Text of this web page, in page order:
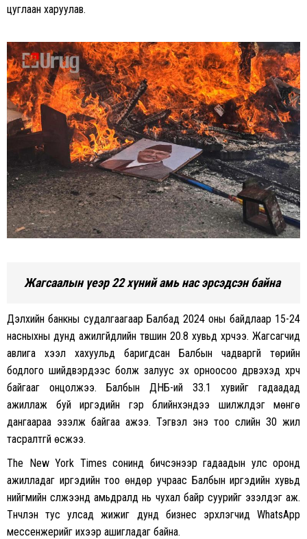
цуглаан харуулав.
Жагсаалын үеэр 22 хүний амь нас эрсэдсэн байна
Дэлхийн банкны судалгаагаар Балбад 2024 оны байдлаар 15-24
насныхны дунд ажилгүйдлийн түвшин 20.8 хувьд хүрчээ. Жагсагчид
авлига хээл хахуульд баригдсан Балбын чадваргүй төрийн
бодлого шийдвэрүүдээс болж залуус эх орноосоо дүрвэхэд хүрч
байгааг онцолжээ. Балбын ДНБ-ий 33.1 хувийг гадаадад
ажиллаж буй иргэдийн гэр бүлийнхэндээ шилжүүлдэг мөнгө
дангаараа эзэлж байгаа ажээ. Тэгвэл энэ тоо сүүлийн 30 жил
тасралтгүй өсжээ.
The New York Times сонинд бичсэнээр гадаадын улс оронд
ажилладаг иргэдийн тоо өндөр учраас Балбын иргэдийн хувьд
нийгмийн сүлжээнүүд амьдралд нь чухал байр суурийг эзэлдэг аж.
Түүнчлэн тус улсад жижиг дунд бизнес эрхлэгчид WhatsApp
мессенжерийг ихээр ашигладаг байна.